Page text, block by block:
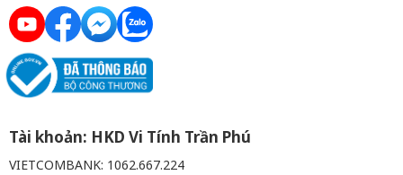
Tài khoản: HKD Vi Tính Trần Phú
VIETCOMBANK: 1062.667.224